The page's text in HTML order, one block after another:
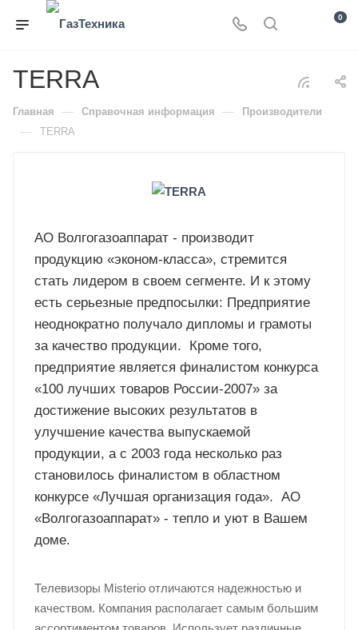
0
TERRA
Главная — Справочная информация — Производители
— TERRA
АО Волгогазоаппарат - производит
продукцию «эконом-класса», стремится
стать лидером в своем сегменте. И к этому
есть серьезные предпосылки: Предприятие
неоднократно получало дипломы и грамоты
за качество продукции. Кроме того,
предприятие является финалистом конкурса
«100 лучших товаров России-2007» за
достижение высоких результатов в
улучшение качества выпускаемой
продукции, а с 2003 года несколько раз
становилось финалистом в областном
конкурсе «Лучшая организация года». АО
«Волгогазоаппарат» - тепло и уют в Вашем
доме.
Телевизоры Misterio отличаются надежностью и
качеством. Компания располагает самым большим